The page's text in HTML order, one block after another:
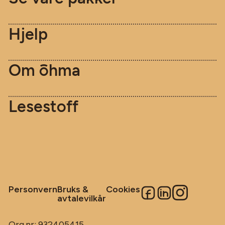
Hjelp
Om [o]hma
Lesestoff
PersonvernBruks &
avtalevilkår
Cookies